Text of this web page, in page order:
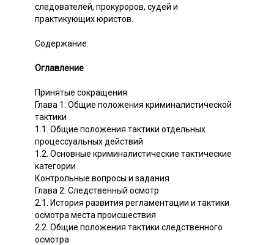
следователей, прокуроров, судей и
практикующих юристов.
Содержание:
Оглавление
Принятые сокращения
Глава 1. Общие положения криминалистической
тактики
1.1. Общие положения тактики отдельных
процессуальных действий
1.2. Основные криминалистические тактические
категории
Контрольные вопросы и задания
Глава 2. Следственный осмотр
2.1. История развития регламентации и тактики
осмотра места происшествия
2.2. Общие положения тактики следственного
осмотра